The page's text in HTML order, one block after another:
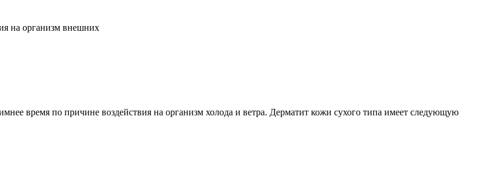
на организм внешних
время по причине воздействия на организм холода и ветра. Дерматит кожи сухого типа имеет следующую